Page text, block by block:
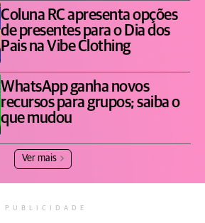
Coluna RC apresenta opções
de presentes para o Dia dos
Pais na Vibe Clothing
WhatsApp ganha novos
recursos para grupos; saiba o
que mudou
Ver mais
PUBLICIDADE